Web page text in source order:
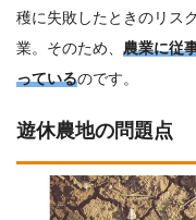
穫に失敗したときのリス
業。そのため、 農業に従
っているのです。
遊休農地の問題点